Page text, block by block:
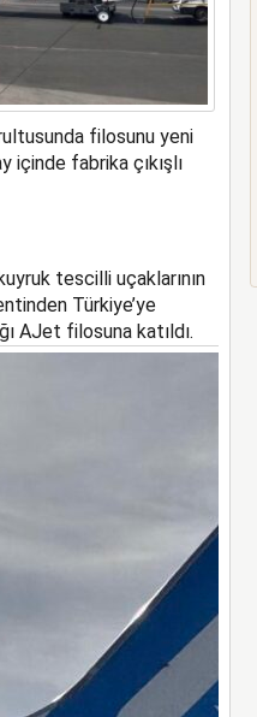
filosunu yeni
içinde fabrika çıkışlı
tescilli uçaklarının
Türkiye’ye
AJet filosuna katıldı.